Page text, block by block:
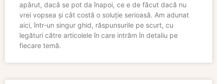
apărut, dacă se pot da înapoi, ce e de făcut dacă nu
vrei vopsea și cât costă o soluție serioasă. Am adunat
aici, într-un singur ghid, răspunsurile pe scurt, cu
legături către articolele în care intrăm în detaliu pe
fiecare temă.